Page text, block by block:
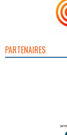
PARTENAIRES